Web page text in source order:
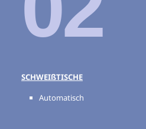
SCHWEIßTISCHE
Automatisch